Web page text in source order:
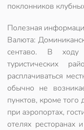
поклонников
Полезная
Валюта:
сентаво. В
туристических
расплачиваться
обычно не
пунктов, кроме того
при аэропортах,
отелях ресторанах